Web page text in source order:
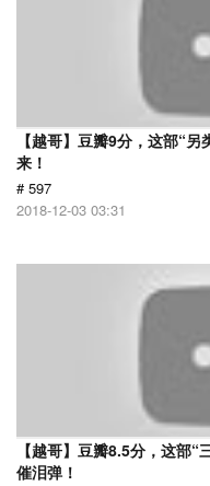
【越哥】豆瓣9分，这部“
来！
# 597
2018-12-03 03:31
【越哥】豆瓣8.5分，这部
催泪弹！